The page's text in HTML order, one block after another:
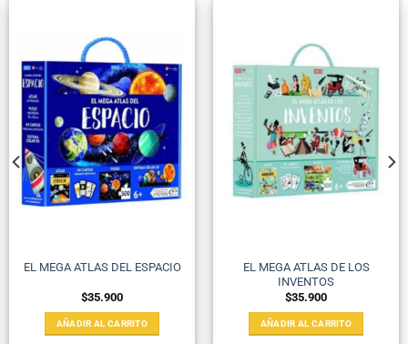
EL MEGA ATLAS DEL ESPACIO
$35.900
AÑADIR AL CARRITO
EL MEGA ATLAS DE LOS
INVENTOS
$35.900
AÑADIR AL CARRITO